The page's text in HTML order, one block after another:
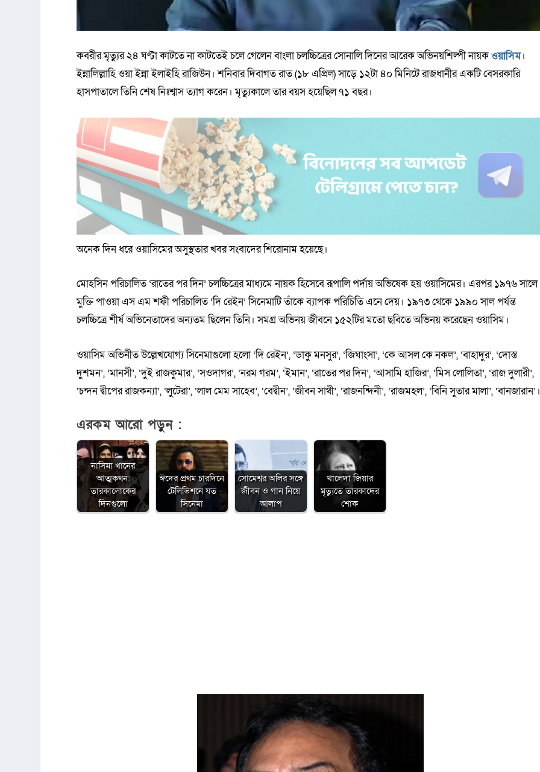
কবরীর মৃত্যুর ২৪ ঘণ্টা কাটতে না কাটতেই চলে গেলেন বাংলা চলচ্চিত্রের সোনালি দিনের আরেক অভিনয়শিল্পী নায়কওয়াসিম।
ইন্নালিল্লাহি ওয়া ইন্না ইলাইহি রাজিউন। শনিবার দিবাগত রাত (১৮ এপ্রিল) সাড়ে ১২টা ৪০ মিনিটে রাজধানীর একটি বেসরকারি
হাসপাতালে তিনি শেষ নিঃশ্বাস ত্যাগ করেন। মৃত্যুকালে তার বয়স হয়েছিল ৭১ বছর।
অনেক দিন ধরে ওয়াসিমের অসুস্থতার খবর সংবাদের শিরোনাম হয়েছে।
মোহসিন পরিচালিত ‘রাতের পর দিন’ চলচ্চিত্রের মাধ্যমে নায়ক হিসেবে রূপালি পর্দায় অভিষেক হয় ওয়াসিমের। এরপর ১৯৭৬ সালে
মুক্তি পাওয়া এস এম শফী পরিচালিত ‘দি রেইন’ সিনেমাটি তাঁকে ব্যাপক পরিচিতি এনে দেয়। ১৯৭৩ থেকে ১৯৯০ সাল পর্যন্ত
চলচ্চিত্রে শীর্ষ অভিনেতাদের অন‍্যতম ছিলেন তিনি। সমগ্র অভিনয় জীবনে ১৫২টির মতো ছবিতে অভিনয় করেছেন ওয়াসিম।
ওয়াসিম অভিনীত উল্লেখযোগ্য সিনেমাগুলো হলো ‘দি রেইন’, ‘ডাকু মনসুর’, ‘জিঘাংসা’, ‘কে আসল কে নকল’, ‘বাহাদুর’, ‘দোস্ত
দুশমন’, ‘মানসী’, ‘দুই রাজকুমার’, ‘সওদাগর’, ‘নরম গরম’, ‘ইমান’, ‘রাতের পর দিন’, ‘আসামি হাজির’, ‘মিস লোলিতা’, ‘রাজ দুলারী’,
‘চন্দন দ্বীপের রাজকন্যা’, ‘লুটেরা’, ‘লাল মেম সাহেব’, ‘বেদ্বীন’, ‘জীবন সাথী’, ‘রাজনন্দিনী’, ‘রাজমহল’, ‘বিনি সুতার মালা’,
এরকম আরো পড়ুন :
নাসিমা খানের
আত্মকথন:
তারকালোকের
দিনগুলো
ঈদের প্রথম চারদিনে
টেলিভিশনে যত
সিনেমা
সোমেশ্বর অলির সঙ্গে
জীবন ও গান নিয়ে
আলাপ
খালেদা জিয়ার
মৃত্যুতে তারকাদের
শোক